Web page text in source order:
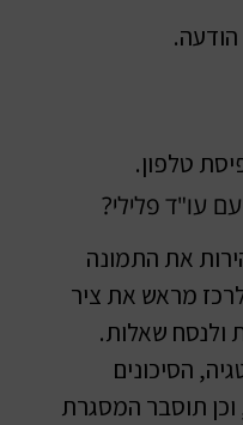
טלפון.
עו"ד פלילי?
את התמונה
מראש את ציר
ולנסח שאלות.
הסיכונים
תוסבר המסגרת